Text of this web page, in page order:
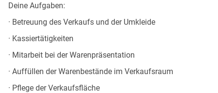
Deine Aufgaben:
· Betreuung des Verkaufs und der Umkleide
· Kassiertätigkeiten
· Mitarbeit bei der Warenpräsentation
· Auffüllen der Warenbestände im Verkaufsraum
· Pflege der Verkaufsfläche